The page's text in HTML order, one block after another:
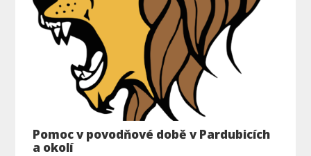
Pomoc v povodňové době v Pardubicích
a okolí